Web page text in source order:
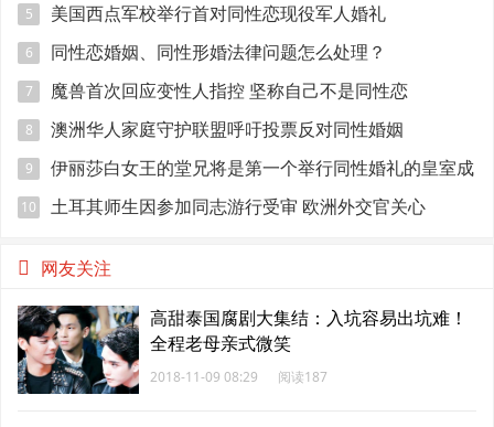
5 美国西点军校举行首对同性恋现役军人婚礼
6 同性恋婚姻、同性形婚法律问题怎么处理？
7 魔兽首次回应变性人指控 坚称自己不是同性恋
8 澳洲华人家庭守护联盟呼吁投票反对同性婚姻
9
伊丽莎白女王的堂兄将是第一个举行同性婚礼的皇室成
员
10 土耳其师生因参加同志游行受审 欧洲外交官关心
网友关注
高甜泰国腐剧大集结：入坑容易出坑难！
全程老母亲式微笑
2018-11-09 08:29 阅读187